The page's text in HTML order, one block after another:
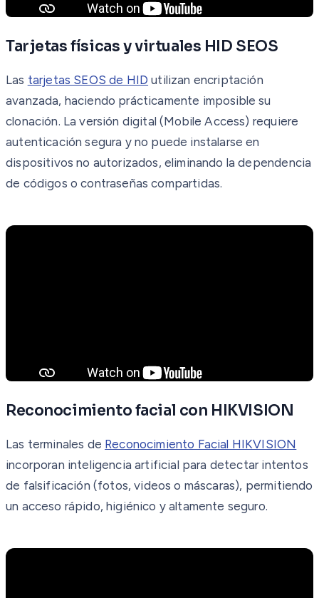
Tarjetas físicas y virtuales HID SEOS
Las tarjetas SEOS de HID utilizan encriptación
avanzada, haciendo prácticamente imposible su
clonación. La versión digital (Mobile Access) requiere
autenticación segura y no puede instalarse en
dispositivos no autorizados, eliminando la dependencia
de códigos o contraseñas compartidas.
Reconocimiento facial con HIKVISION
Las terminales de Reconocimiento Facial HIKVISION
incorporan inteligencia artificial para detectar intentos
de falsificación (fotos, videos o máscaras), permitiendo
un acceso rápido, higiénico y altamente seguro.